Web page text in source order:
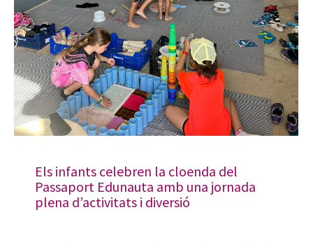
Els infants celebren la cloenda del
Passaport Edunauta amb una jornada
plena d’activitats i diversió